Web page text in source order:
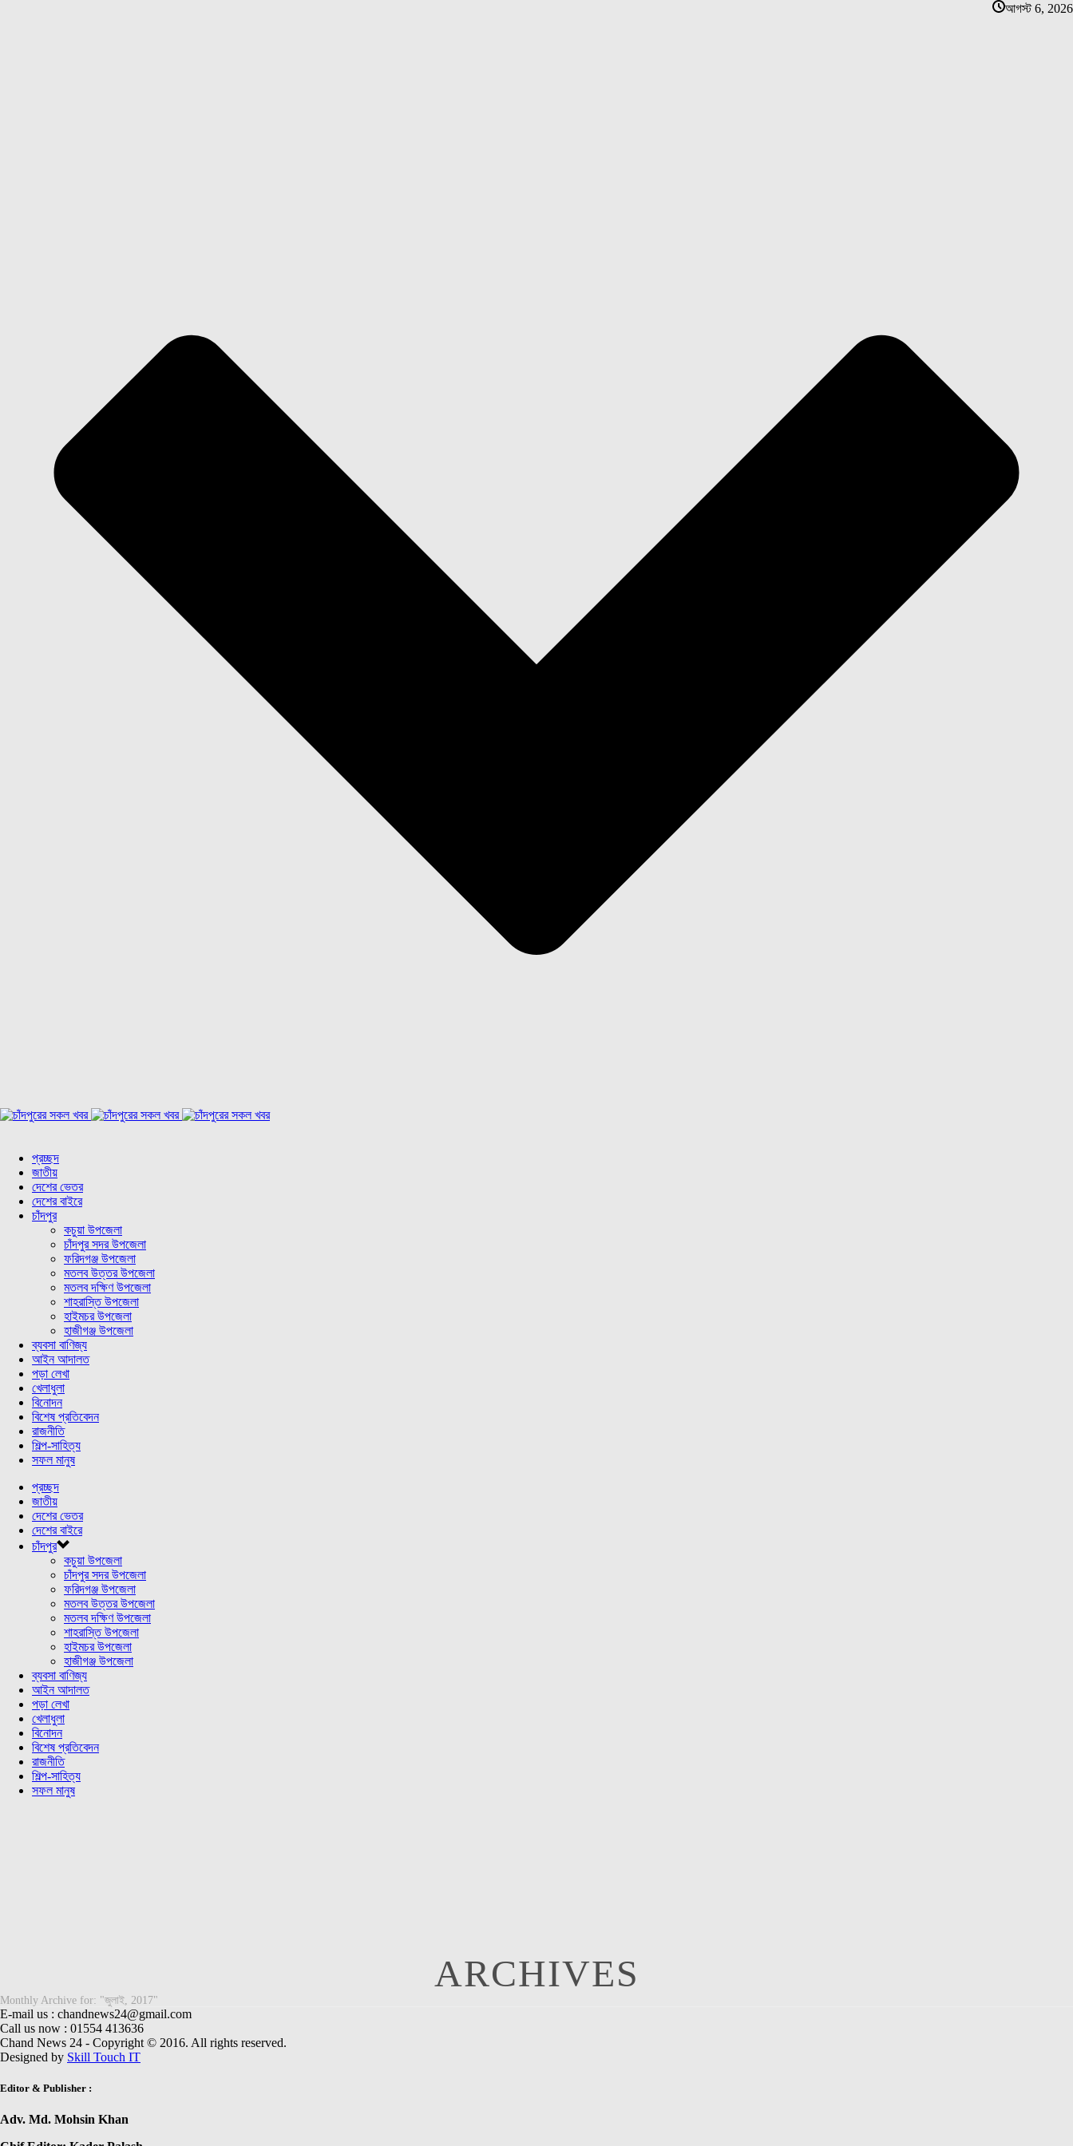
আগস্ট 6, 2026
প্রচ্ছদ
জাতীয়
দেশের ভেতর
দেশের বাইরে
চাঁদপুর
কচুয়া উপজেলা
চাঁদপুর সদর উপজেলা
ফরিদগঞ্জ উপজেলা
মতলব উত্তর উপজেলা
মতলব দক্ষিণ উপজেলা
শাহরাস্তি উপজেলা
হাইমচর উপজেলা
হাজীগঞ্জ উপজেলা
ব্যবসা বাণিজ্য
আইন আদালত
পড়া লেখা
খেলাধুলা
বিনোদন
বিশেষ প্রতিবেদন
রাজনীতি
শিল্প-সাহিত্য
সফল মানুষ
প্রচ্ছদ
জাতীয়
দেশের ভেতর
দেশের বাইরে
চাঁদপুর
কচুয়া উপজেলা
চাঁদপুর সদর উপজেলা
ফরিদগঞ্জ উপজেলা
মতলব উত্তর উপজেলা
মতলব দক্ষিণ উপজেলা
শাহরাস্তি উপজেলা
হাইমচর উপজেলা
হাজীগঞ্জ উপজেলা
ব্যবসা বাণিজ্য
আইন আদালত
পড়া লেখা
খেলাধুলা
বিনোদন
বিশেষ প্রতিবেদন
রাজনীতি
শিল্প-সাহিত্য
সফল মানুষ
ARCHIVES
Monthly Archive for: "জুলাই, 2017"
E-mail us : chandnews24@gmail.com
Call us now : 01554 413636
Chand News 24 - Copyright © 2016. All rights reserved.
Designed by Skill Touch IT
Editor & Publisher :
Adv. Md. Mohsin Khan